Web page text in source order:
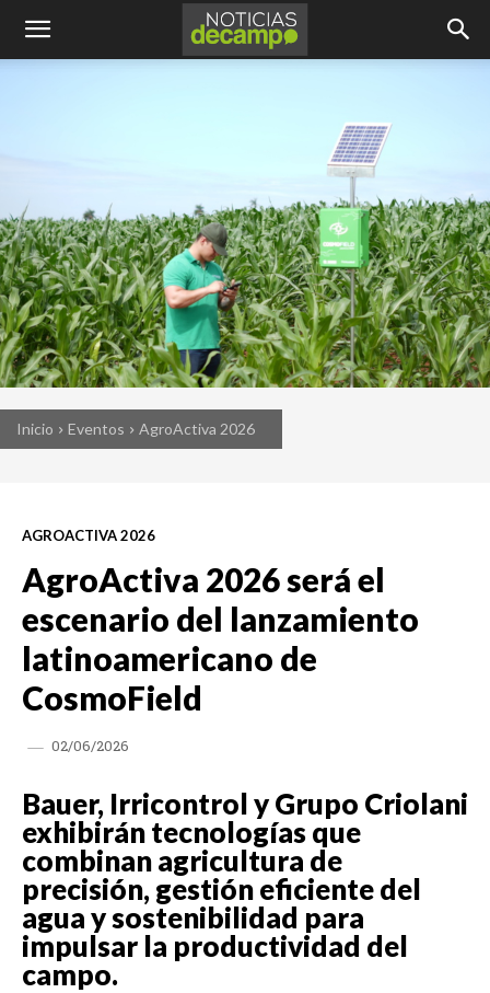
Inicio Eventos AgroActiva 2026
AGROACTIVA 2026
AgroActiva 2026 será el
escenario del lanzamiento
latinoamericano de
CosmoField
02/06/2026
Bauer, Irricontrol y Grupo Criolani
exhibirán tecnologías que
combinan agricultura de
precisión, gestión eficiente del
agua y sostenibilidad para
impulsar la productividad del
campo.